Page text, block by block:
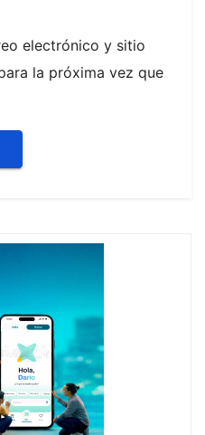
electrónico y sitio
la próxima vez que